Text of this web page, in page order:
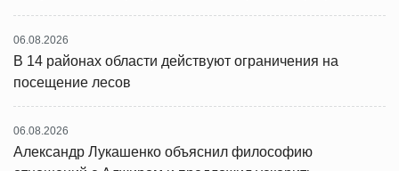
06.08.2026
В 14 районах области действуют ограничения на
посещение лесов
06.08.2026
Александр Лукашенко объяснил философию